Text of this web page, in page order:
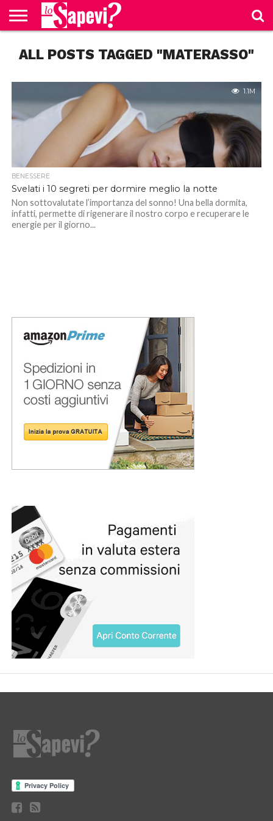
BENESSERE
GOSSIP
PRODOTTI
AMAZON
NEWS
CASA E
CUCINA
ALL POSTS TAGGED "MATERASSO"
1.1M
BENESSERE
Svelati i 10 segreti per dormire meglio la notte
Non sottovalutate l’importanza del sonno! Una bella dormita,
infatti, permette di rigenerare il nostro corpo e recuperare le
energie per il giorno...